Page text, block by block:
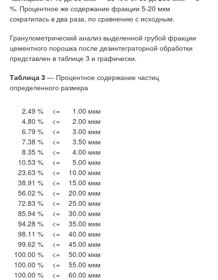
%. Процентное же содержание фракции 5-20 мкм
сократилась в два раза, по сравнению с исходным.
Гранулометрический анализ выделенной грубой фракции
цементного порошка после дезинтеграторной обработки
представлен в таблице 3 и графически.
Таблица 3 — Процентное содержание частиц
определенного размера
2.49 %
4.80 %
6.79 %
7.38 %
8.35 %
10.53 %
23.63 %
38.91 %
56.02 %
72.83 %
85.94 %
94.28 %
98.11 %
99.62 %
100.00 %
100.00 %
100.00 %
<=
<=
<=
<=
<=
<=
<=
<=
<=
<=
<=
<=
<=
<=
<=
<=
<=
1.00 мкм
2.00 мкм
3.00 мкм
3.50 мкм
4.00 мкм
5.00 мкм
10.00 мкм
15.00 мкм
20.00 мкм
25.00 мкм
30.00 мкм
35.00 мкм
40.00 мкм
45.00 мкм
50.00 мкм
55.00 мкм
60.00 мкм